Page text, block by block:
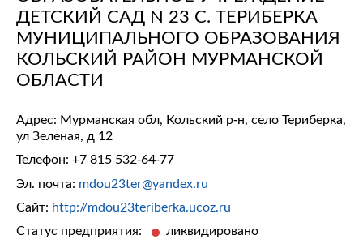
ДЕТСКИЙ САД N 23 С. ТЕРИБЕРКА
МУНИЦИПАЛЬНОГО ОБРАЗОВАНИЯ
КОЛЬСКИЙ РАЙОН МУРМАНСКОЙ
ОБЛАСТИ
Адрес: Мурманская обл, Кольский р-н, село Териберка,
ул Зеленая, д 12
Телефон: +7 815 532-64-77
Эл. почта: mdou23ter@yandex.ru
Сайт: http://mdou23teriberka.ucoz.ru
Статус предприятия:
ликвидировано